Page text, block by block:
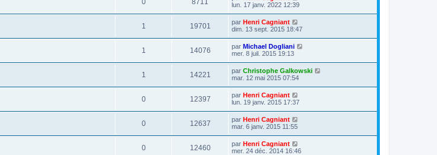
0 8711
lun. 17 janv. 2022 12:39
1 19701 par Henri Cagniant
dim. 13 sept. 2015 18:47
1 14076 par Michael Dogliani
mer. 8 juil. 2015 19:13
1 14221 par Christophe Galkowski
mar. 12 mai 2015 07:54
0 12397 par Henri Cagniant
lun. 19 janv. 2015 17:37
0 12637 par Henri Cagniant
mar. 6 janv. 2015 11:55
0 12460 par Henri Cagniant
mer. 24 déc. 2014 16:46